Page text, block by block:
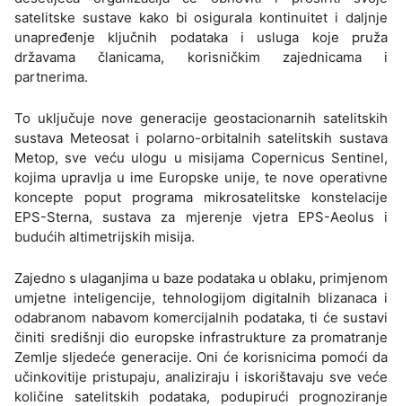
satelitske sustave kako bi osigurala kontinuitet i daljnje
unapređenje ključnih podataka i usluga koje pruža
državama članicama, korisničkim zajednicama i
partnerima.
To uključuje nove generacije geostacionarnih satelitskih
sustava Meteosat i polarno-orbitalnih satelitskih sustava
Metop, sve veću ulogu u misijama Copernicus Sentinel,
kojima upravlja u ime Europske unije, te nove operativne
koncepte poput programa mikrosatelitske konstelacije
EPS-Sterna, sustava za mjerenje vjetra EPS-Aeolus i
budućih altimetrijskih misija.
Zajedno s ulaganjima u baze podataka u oblaku, primjenom
umjetne inteligencije, tehnologijom digitalnih blizanaca i
odabranom nabavom komercijalnih podataka, ti će sustavi
činiti središnji dio europske infrastrukture za promatranje
Zemlje sljedeće generacije. Oni će korisnicima pomoći da
učinkovitije pristupaju, analiziraju i iskorištavaju sve veće
količine satelitskih podataka, podupirući prognoziranje